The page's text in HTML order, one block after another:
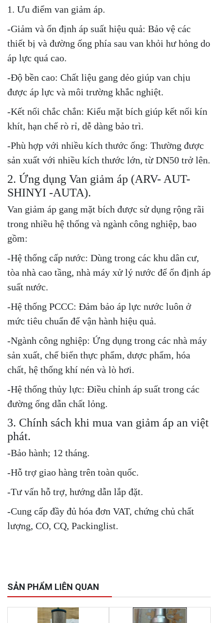
1. Ưu điểm van giảm áp.
-Giảm và ổn định áp suất hiệu quả: Bảo vệ các
thiết bị và đường ống phía sau van khỏi hư hỏng do
áp lực quá cao.
-Độ bền cao: Chất liệu gang dẻo giúp van chịu
được áp lực và môi trường khắc nghiệt.
-Kết nối chắc chắn: Kiểu mặt bích giúp kết nối kín
khít, hạn chế rò rỉ, dễ dàng bảo trì.
-Phù hợp với nhiều kích thước ống: Thường được
sản xuất với nhiều kích thước lớn, từ DN50 trở lên.
2. Ứng dụng Van giảm áp (ARV- AUT-
SHINYI -AUTA).
Van giảm áp gang mặt bích được sử dụng rộng rãi
trong nhiều hệ thống và ngành công nghiệp, bao
gồm:
-Hệ thống cấp nước: Dùng trong các khu dân cư,
tòa nhà cao tầng, nhà máy xử lý nước để ổn định áp
suất nước.
-Hệ thống PCCC: Đảm bảo áp lực nước luôn ở
mức tiêu chuẩn để vận hành hiệu quả.
-Ngành công nghiệp: Ứng dụng trong các nhà máy
sản xuất, chế biến thực phẩm, dược phẩm, hóa
chất, hệ thống khí nén và lò hơi.
-Hệ thống thủy lực: Điều chỉnh áp suất trong các
đường ống dẫn chất lỏng.
3. Chính sách khi mua van giảm áp an việt
phát.
-Bảo hành; 12 tháng.
-Hỗ trợ giao hàng trên toàn quốc.
-Tư vấn hỗ trợ, hướng dẫn lắp đặt.
-Cung cấp đầy đủ hóa đơn VAT, chứng chủ chất
lượng, CO, CQ, Packinglist.
SẢN PHẨM LIÊN QUAN